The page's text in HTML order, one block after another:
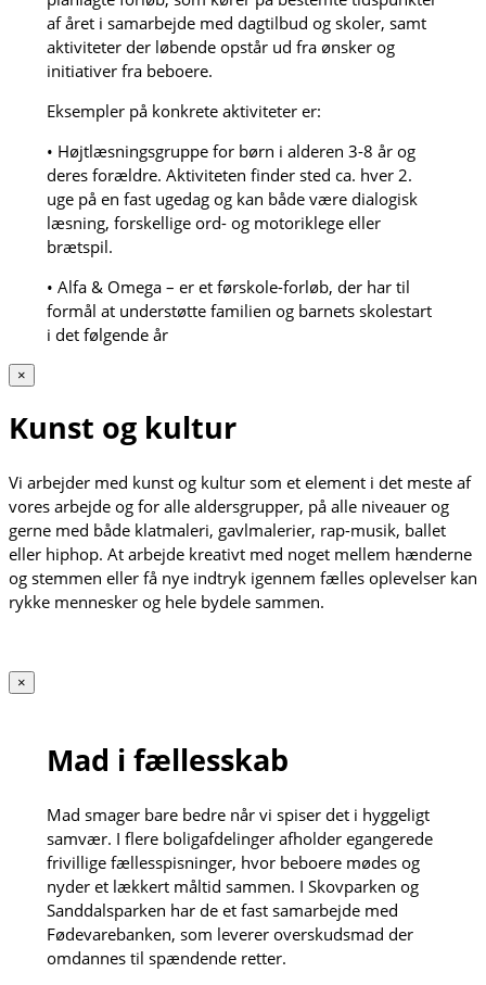
af året i samarbejde med dagtilbud og skoler, samt
aktiviteter der løbende opstår ud fra ønsker og
initiativer fra beboere.
Eksempler på konkrete aktiviteter er:
• Højtlæsningsgruppe for børn i alderen 3-8 år og
deres forældre. Aktiviteten finder sted ca. hver 2.
uge på en fast ugedag og kan både være dialogisk
læsning, forskellige ord- og motoriklege eller
brætspil.
• Alfa & Omega – er et førskole-forløb, der har til
formål at understøtte familien og barnets skolestart
i det følgende år
×
Kunst og kultur
Vi arbejder med kunst og kultur som et element i det meste af
vores arbejde og for alle aldersgrupper, på alle niveauer og
gerne med både klatmaleri, gavlmalerier, rap-musik, ballet
eller hiphop. At arbejde kreativt med noget mellem hænderne
og stemmen eller få nye indtryk igennem fælles oplevelser kan
rykke mennesker og hele bydele sammen.
×
Mad i fællesskab
Mad smager bare bedre når vi spiser det i hyggeligt
samvær. I flere boligafdelinger afholder egangerede
frivillige fællesspisninger, hvor beboere mødes og
nyder et lækkert måltid sammen. I Skovparken og
Sanddalsparken har de et fast samarbejde med
Fødevarebanken, som leverer overskudsmad der
omdannes til spændende retter.